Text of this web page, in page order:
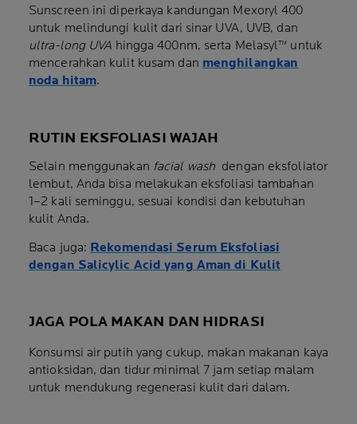
Sunscreen ini diperkaya kandungan Mexoryl 400
untuk melindungi kulit dari sinar UVA, UVB, dan
ultra-long UVA hingga 400nm, serta Melasyl™ untuk
mencerahkan kulit kusam dan menghilangkan
noda hitam.
RUTIN EKSFOLIASI WAJAH
Selain menggunakan facial wash dengan eksfoliator
lembut, Anda bisa melakukan eksfoliasi tambahan
1–2 kali seminggu, sesuai kondisi dan kebutuhan
kulit Anda.
Baca juga: Rekomendasi Serum Eksfoliasi
dengan Salicylic Acid yang Aman di Kulit
JAGA POLA MAKAN DAN HIDRASI
Konsumsi air putih yang cukup, makan makanan kaya
antioksidan, dan tidur minimal 7 jam setiap malam
untuk mendukung regenerasi kulit dari dalam.